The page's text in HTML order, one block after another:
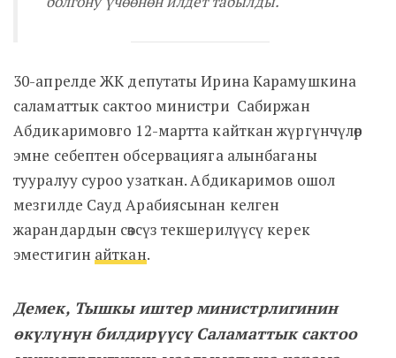
30-апрелде ЖК депутаты Ирина Карамушкина
саламаттык сактоо министри Сабиржан
Абдикаримовго 12-мартта кайткан жүргүнчүлөр
эмне себептен обсервацияга алынбаганы
тууралуу суроо узаткан. Абдикаримов ошол
мезгилде Сауд Арабиясынан келген
жарандардын сөзсүз текшерилүүсү керек
эместигин айткан.
Демек, Тышкы иштер министрлигинин
өкүлүнүн билдирүүсү Саламаттык сактоо